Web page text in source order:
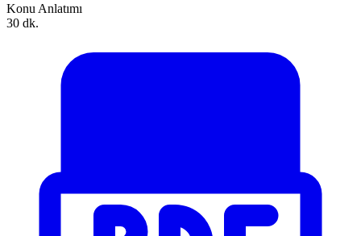
Konu Anlatımı
30 dk.